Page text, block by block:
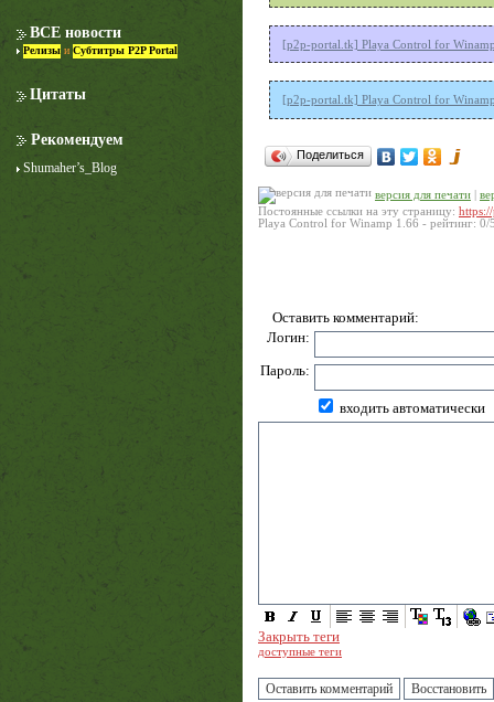
ВСЕ новости
Релизы и Субтитры P2P Portal
Цитаты
Рекомендуем
Shumaher’s_Blog
[p2p-portal.tk] Playa Control for
[p2p-portal.tk] Playa Control for
Поделиться
версия для печати
Постоянные ссылки на эту страницу:
Playa Control for Winamp 1.66 - рейтинг: 0/
Оставить комментарий:
Логин:
Пароль:
входить автоматически
Закрыть теги
доступные теги